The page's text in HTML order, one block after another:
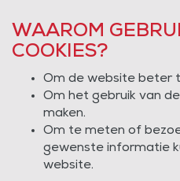
WAAROM
COOKIES?
Om de website beter
Om het gebruik van
maken.
Om te meten of
gewenste informatie
website.